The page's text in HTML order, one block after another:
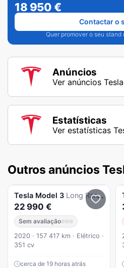
18 950€
Quer promover o seu stand
Contactar o
Anúncios
Ver anúncios
Estatísticas
Ver estatísticas
Outros anúncios
Tesla Model 3 Long Range AWD Dual Motor
22 990 €
Sem avaliação
2020 · 157 417 km · Elétrico ·
351 cv
cerca de 19 horas atrás